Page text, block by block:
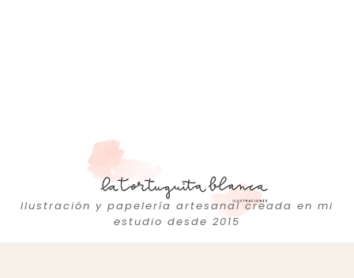
Ilustración y papelería artesanal creada en mi
estudio desde 2015